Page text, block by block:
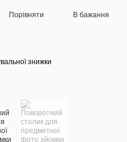
Порівняти В бажання
знижки